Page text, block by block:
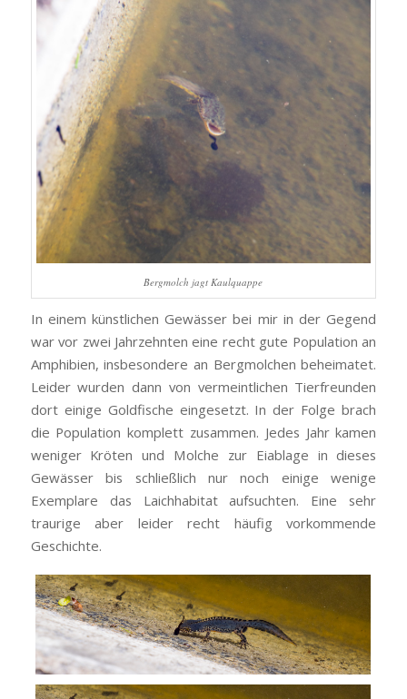
Bergmolch jagt Kaulquappe
In einem künstlichen Gewässer bei mir in der Gegend
war vor zwei Jahrzehnten eine recht gute Population an
Amphibien, insbesondere an Bergmolchen beheimatet.
Leider wurden dann von vermeintlichen Tierfreunden
dort einige Goldfische eingesetzt. In der Folge brach
die Population komplett zusammen. Jedes Jahr kamen
weniger Kröten und Molche zur Eiablage in dieses
Gewässer bis schließlich nur noch einige wenige
Exemplare das Laichhabitat aufsuchten. Eine sehr
traurige aber leider recht häufig vorkommende
Geschichte.